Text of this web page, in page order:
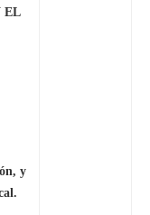
EL
y